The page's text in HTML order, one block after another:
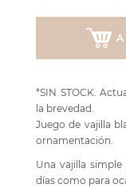
*SIN STOCK.
la brevedad.
Juego de vajilla
ornamentación.
Una vajilla
días como para